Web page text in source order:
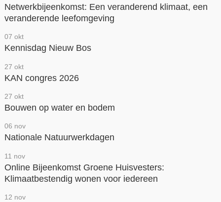
Netwerkbijeenkomst: Een veranderend klimaat, een
veranderende leefomgeving
07 okt
Kennisdag Nieuw Bos
27 okt
KAN congres 2026
27 okt
Bouwen op water en bodem
06 nov
Nationale Natuurwerkdagen
11 nov
Online Bijeenkomst Groene Huisvesters:
Klimaatbestendig wonen voor iedereen
12 nov